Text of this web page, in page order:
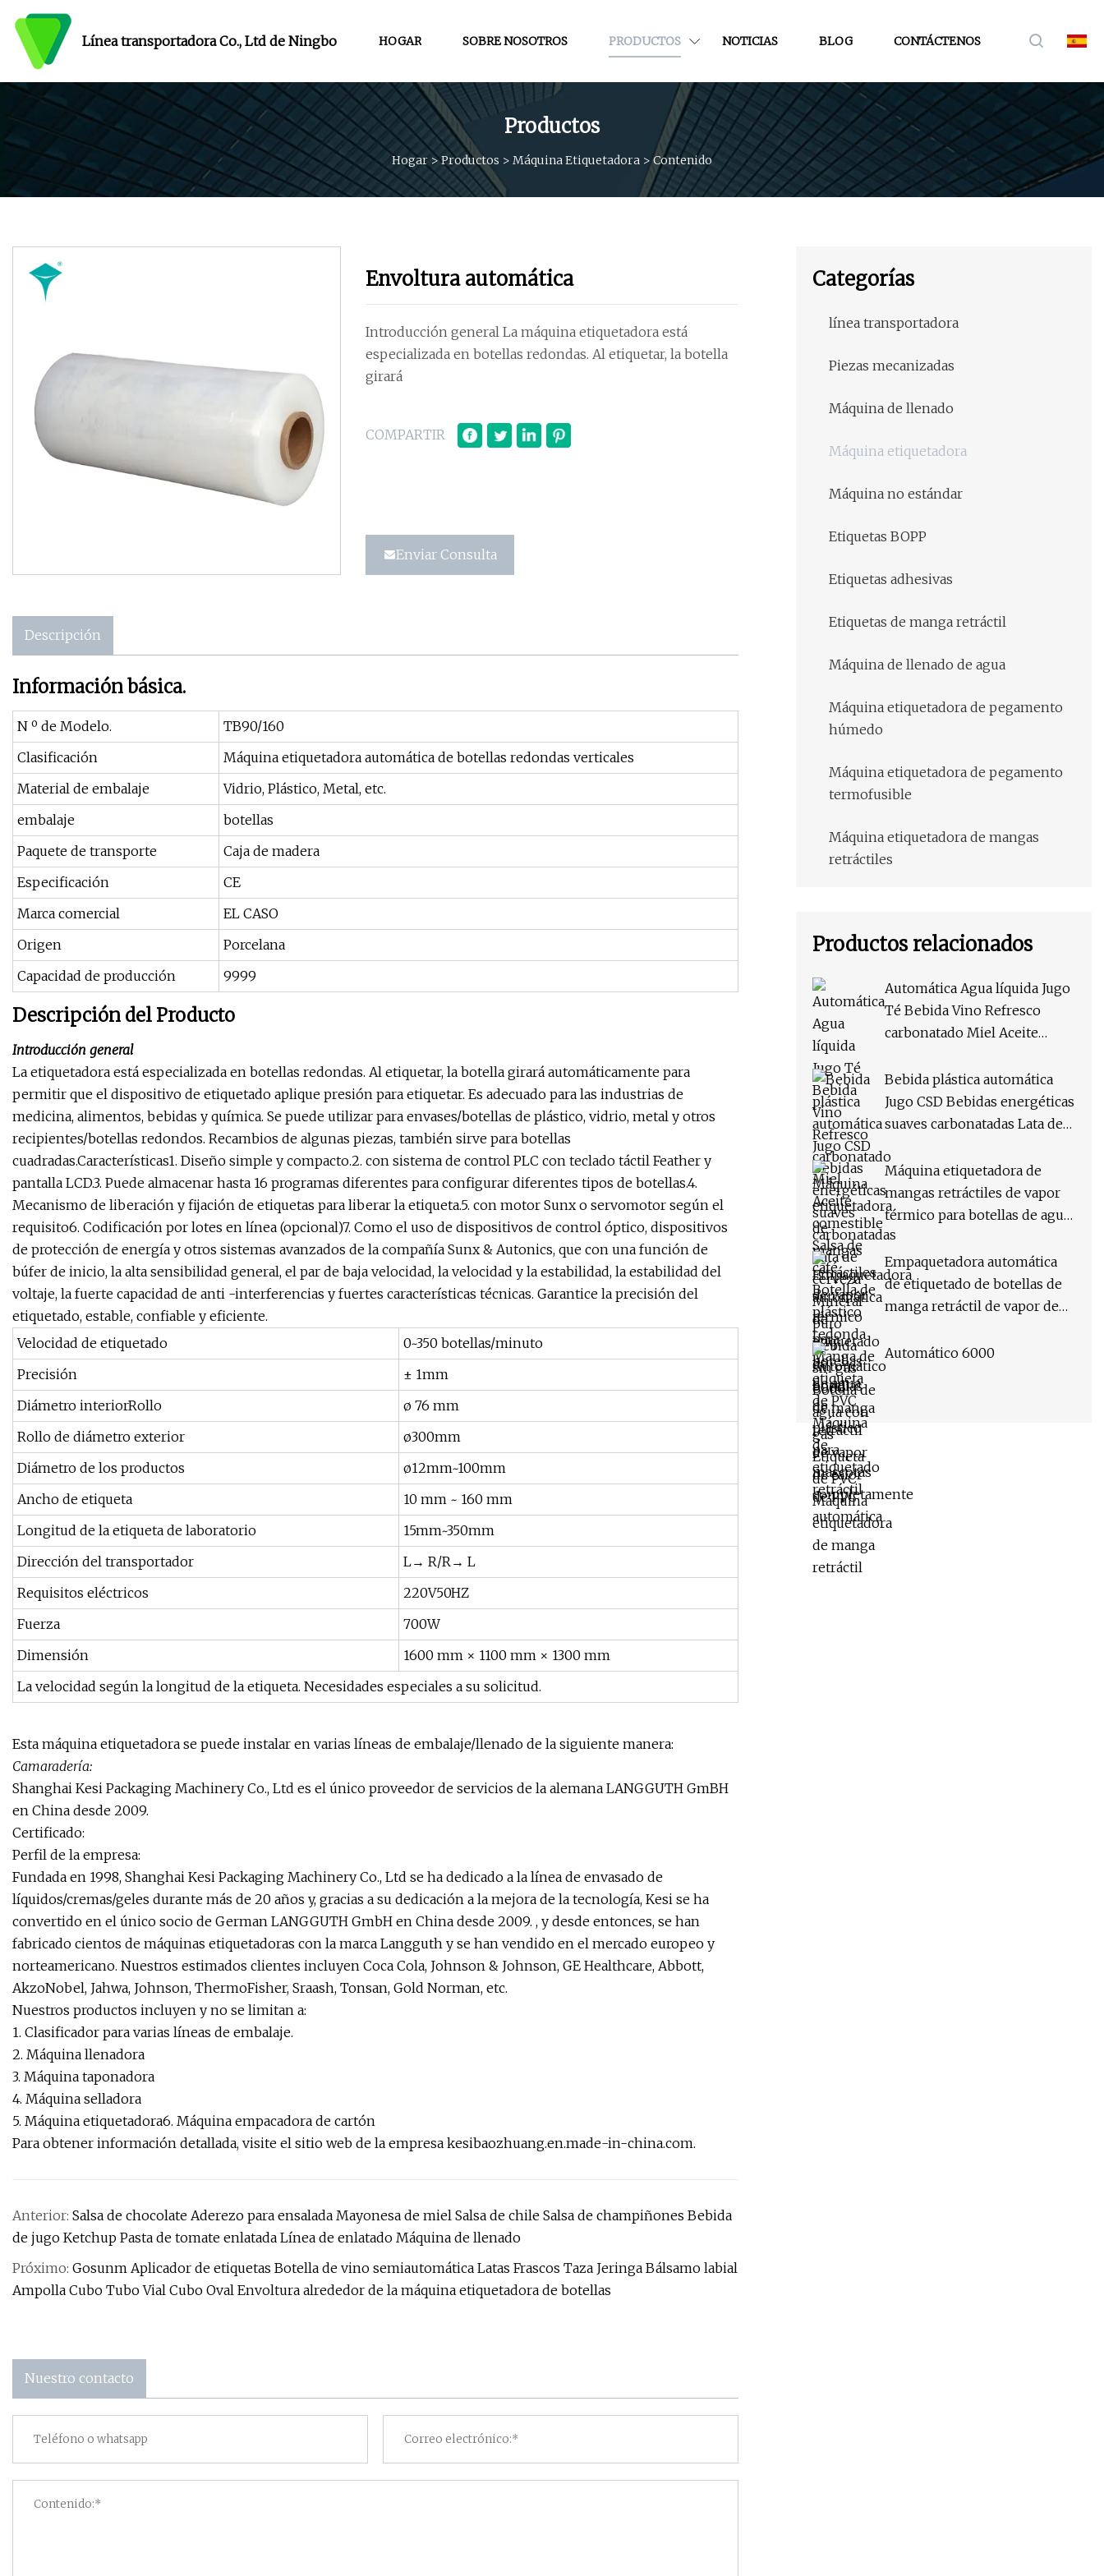
Línea transportadora Co., Ltd de Ningbo HOGAR SOBRE NOSOTROS PRODUCTOS NOTICIAS BLOG CONTÁCTENOS
Productos
Hogar >Productos > Máquina Etiquetadora >Contenido
Envoltura automática
Introducción general La máquina etiquetadora está
especializada en botellas redondas. Al etiquetar, la botella
girará
COMPARTIR
Enviar Consulta
Descripción
Información básica.
N º de Modelo.
TB90/160
Clasificación
Máquina etiquetadora automática de botellas redondas verticales
Material de embalaje
Vidrio, Plástico, Metal, etc.
embalaje
botellas
Paquete de transporte
Caja de madera
Especificación
CE
Marca comercial
EL CASO
Origen
Porcelana
Capacidad de producción
9999
Descripción del Producto
Introducción general
La etiquetadora está especializada en botellas redondas. Al etiquetar, la botella girará automáticamente para
permitir que el dispositivo de etiquetado aplique presión para etiquetar. Es adecuado para las industrias de
medicina, alimentos, bebidas y química. Se puede utilizar para envases/botellas de plástico, vidrio, metal y otros
recipientes/botellas redondos. Recambios de algunas piezas, también sirve para botellas
cuadradas.Características1. Diseño simple y compacto.2. con sistema de control PLC con teclado táctil Feather y
pantalla LCD.3. Puede almacenar hasta 16 programas diferentes para configurar diferentes tipos de botellas.4.
Mecanismo de liberación y fijación de etiquetas para liberar la etiqueta.5. con motor Sunx o servomotor según el
requisito6. Codificación por lotes en línea (opcional)7. Como el uso de dispositivos de control óptico, dispositivos
de protección de energía y otros sistemas avanzados de la compañía Sunx & Autonics, que con una función de
búfer de inicio, la alta sensibilidad general, el par de baja velocidad, la velocidad y la estabilidad, la estabilidad del
voltaje, la fuerte capacidad de anti -interferencias y fuertes características técnicas. Garantice la precisión del
etiquetado, estable, confiable y eficiente.
Velocidad de etiquetado
0~350 botellas/minuto
Precisión
± 1mm
Diámetro interiorRollo
ø 76 mm
Rollo de diámetro exterior
ø300mm
Diámetro de los productos
ø12mm~100mm
Ancho de etiqueta
10 mm ~ 160 mm
Longitud de la etiqueta de laboratorio
15mm~350mm
Dirección del transportador
L→ R/R→ L
Requisitos eléctricos
220V50HZ
Fuerza
700W
Dimensión
1600 mm × 1100 mm × 1300 mm
La velocidad según la longitud de la etiqueta. Necesidades especiales a su solicitud.
Esta máquina etiquetadora se puede instalar en varias líneas de embalaje/llenado de la siguiente manera:
Camaradería:
Shanghai Kesi Packaging Machinery Co., Ltd es el único proveedor de servicios de la alemana LANGGUTH GmBH
en China desde 2009.
Certificado:
Perfil de la empresa:
Fundada en 1998, Shanghai Kesi Packaging Machinery Co., Ltd se ha dedicado a la línea de envasado de
líquidos/cremas/geles durante más de 20 años y, gracias a su dedicación a la mejora de la tecnología, Kesi se ha
convertido en el único socio de German LANGGUTH GmbH en China desde 2009. , y desde entonces, se han
fabricado cientos de máquinas etiquetadoras con la marca Langguth y se han vendido en el mercado europeo y
norteamericano. Nuestros estimados clientes incluyen Coca Cola, Johnson & Johnson, GE Healthcare, Abbott,
AkzoNobel, Jahwa, Johnson, ThermoFisher, Sraash, Tonsan, Gold Norman, etc.
Nuestros productos incluyen y no se limitan a:
1. Clasificador para varias líneas de embalaje.
2. Máquina llenadora
3. Máquina taponadora
4. Máquina selladora
5. Máquina etiquetadora6. Máquina empacadora de cartón
Para obtener información detallada, visite el sitio web de la empresa kesibaozhuang.en.made-in-china.com.
Anterior: Salsa de chocolate Aderezo para ensalada Mayonesa de miel Salsa de chile Salsa de champiñones Bebida
de jugo Ketchup Pasta de tomate enlatada Línea de enlatado Máquina de llenado
Próximo: Gosunm Aplicador de etiquetas Botella de vino semiautomática Latas Frascos Taza Jeringa Bálsamo labial
Ampolla Cubo Tubo Vial Cubo Oval Envoltura alrededor de la máquina etiquetadora de botellas
Nuestro contacto
Categorías
línea transportadora
Piezas mecanizadas
Máquina de llenado
Máquina etiquetadora
Máquina no estándar
Etiquetas BOPP
Etiquetas adhesivas
Etiquetas de manga retráctil
Máquina de llenado de agua
Máquina etiquetadora de pegamento
húmedo
Máquina etiquetadora de pegamento
termofusible
Máquina etiquetadora de mangas
retráctiles
Productos relacionados
Automática Agua líquida Jugo
Té Bebida Vino Refresco
carbonatado Miel Aceite
Botella de plástico redonda
Manga de etiqueta de PVC
Máquina de etiquetado
Bebida plástica automática
Jugo CSD Bebidas energéticas
suaves carbonatadas Lata de
sin gas Botella de agua con
gas Etiqueta de PVC Máquina
etiquetadora de manga
retráctil
Máquina etiquetadora de
mangas retráctiles de vapor
térmico para botellas de agua
de plástico para mascotas
completamente automática
Empaquetadora automática
de etiquetado de botellas de
manga retráctil de vapor de
Automático 6000